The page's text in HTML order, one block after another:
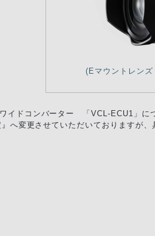
(Eマウントレン
イドコンバーター 「VCL-ECU1」に
』へ変更させていただいておりますが